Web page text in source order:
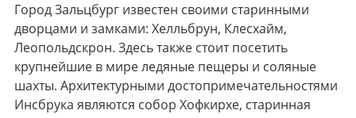
Город Зальцбург известен своими старинными
дворцами и замками: Хелльбрун, Клесхайм,
Леопольдскрон. Здесь также стоит посетить
крупнейшие в мире ледяные пещеры и соляные
шахты. Архитектурными достопримечательностями
Инсбрука являются собор Хофкирхе, старинная